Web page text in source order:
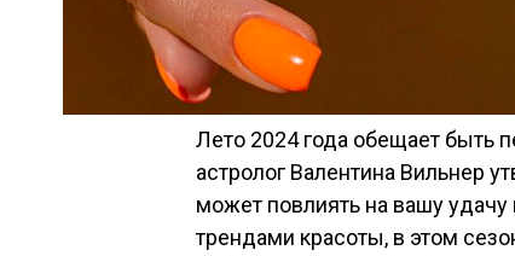
Лето 2024 года обещает быть
астролог Валентина Вильнер
может повлиять на вашу
трендами красоты, в этом